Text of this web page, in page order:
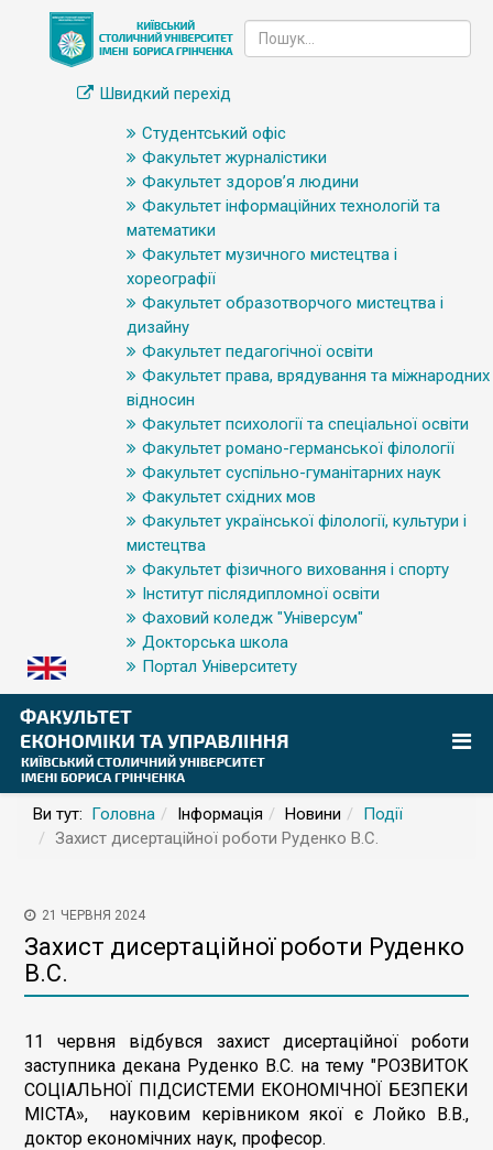
Швидкий перехід
Студентський офіс
Факультет журналістики
Факультет здоров’я людини
Факультет інформаційних технологій та
математики
Факультет музичного мистецтва і
хореографії
Факультет образотворчого мистецтва і
дизайну
Факультет педагогічної освіти
Факультет права, врядування та міжнародних
відносин
Факультет психології та спеціальної освіти
Факультет романо-германської філології
Факультет суспільно-гуманітарних наук
Факультет східних мов
Факультет української філології, культури і
мистецтва
Факультет фізичного виховання і спорту
Інститут післядипломної освіти
Фаховий коледж "Універсум"
Докторська школа
Портал Університету
Ви тут: Головна Інформація Новини
Події
Захист дисертаційної роботи Руденко В.С.
21 ЧЕРВНЯ 2024
Захист дисертаційної роботи Руденко
В.С.
11 червня відбувся захист дисертаційної роботи
заступника декана Руденко В.С. на тему "РОЗВИТОК
СОЦІАЛЬНОЇ ПІДСИСТЕМИ ЕКОНОМІЧНОЇ БЕЗПЕКИ
МІСТА», науковим керівником якої є Лойко В.В.,
доктор економічних наук, професор.